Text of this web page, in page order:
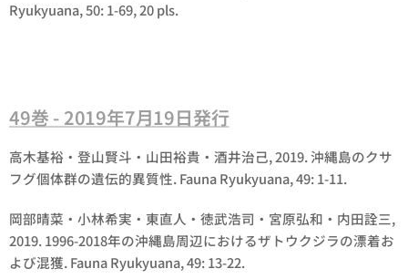
Ryukyuana, 50: 1-69, 20 pls.
49巻 - 2019年7月19日発行
高木基裕・登山賢斗・山田裕貴・酒井治己, 2019. 沖縄島のクサ
フグ個体群の遺伝的異質性. Fauna Ryukyuana, 49: 1-11.
岡部晴菜・小林希実・東直人・徳武浩司・宮原弘和・内田詮三,
2019. 1996-2018年の沖縄島周辺におけるザトウクジラの漂着お
よび混獲. Fauna Ryukyuana, 49: 13-22.